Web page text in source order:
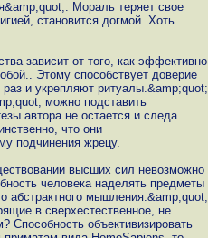
Мораль теряет свое
становится догмой. Хоть
зависит от того, как эффективно
Этому способствует доверие
и укрепляют ритуалы.&amp;quot;
можно подставить
автора не остается и следа.
что они
подчинения жрецу.
высших сил невозможно
человека наделять предметы
абстрактного мышления.&amp;quot;
в сверхестественное, не
объективизировать